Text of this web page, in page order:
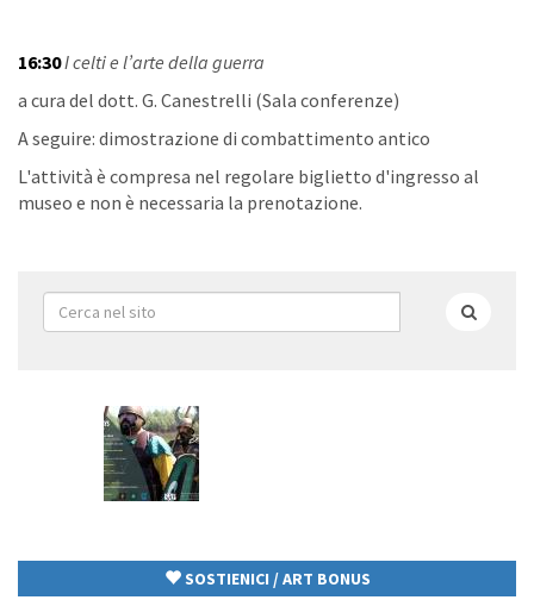
16:30I celti e l’arte della guerra
a cura del dott. G. Canestrelli (Sala conferenze)
A seguire: dimostrazione di combattimento antico
L'attività è compresa nel regolare biglietto d'ingresso al
museo e non è necessaria la prenotazione.
Form
di
SOSTIENICI / ART BONUS